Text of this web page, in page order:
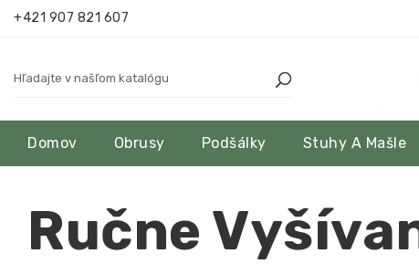
+421 907 821 607
Domov Obrusy Podšálky Stuhy A Mašle
Ručne